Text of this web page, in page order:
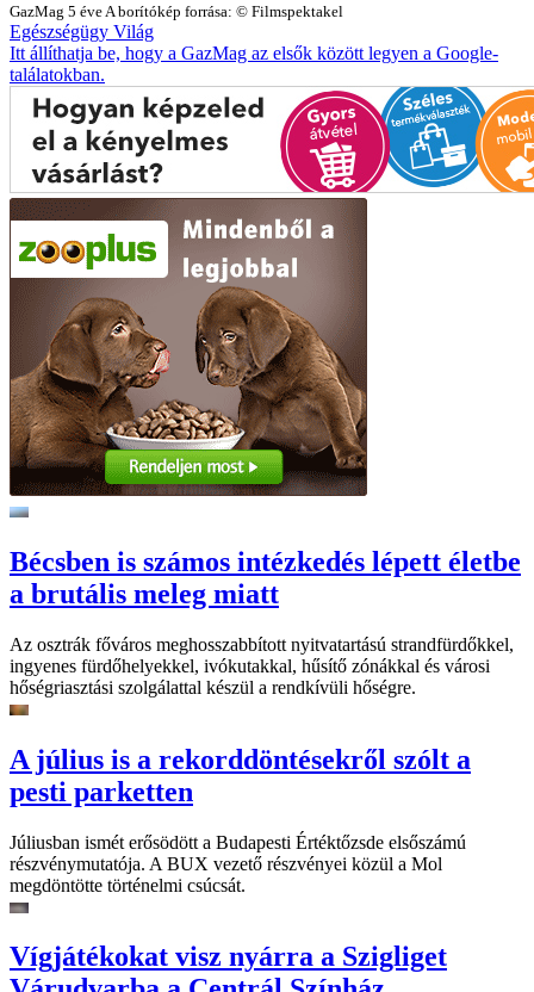
GazMag 5 éve A borítókép forrása: © Filmspektakel
Egészségügy Világ
Itt állíthatja be, hogy a GazMag az elsők között legyen a Google-
találatokban.
Bécsben is számos intézkedés lépett életbe
a brutális meleg miatt
Az osztrák főváros meghosszabbított nyitvatartású strandfürdőkkel,
ingyenes fürdőhelyekkel, ivókutakkal, hűsítő zónákkal és városi
hőségriasztási szolgálattal készül a rendkívüli hőségre.
A július is a rekorddöntésekről szólt a
pesti parketten
Júliusban ismét erősödött a Budapesti Értéktőzsde elsőszámú
részvénymutatója. A BUX vezető részvényei közül a Mol
megdöntötte történelmi csúcsát.
Vígjátékokat visz nyárra a Szigliget